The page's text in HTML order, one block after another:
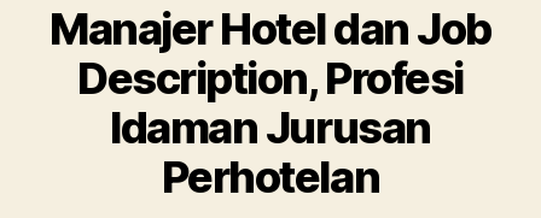
Manajer Hotel dan Job
Description, Profesi
Idaman Jurusan
Perhotelan